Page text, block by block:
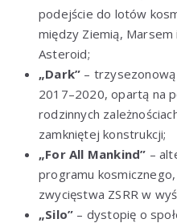
podejście do lotów
między Ziemią, Marsem
Asteroid;
„Dark” –
2017–2020, opartą na
rodzinnych
zamkniętej konstrukcji;
„For All Mankind” –
programu
zwycięstwa ZSRR w
„Silo” – dystopię o